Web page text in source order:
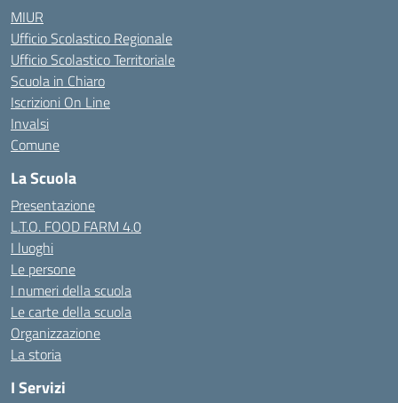
MIUR
Ufficio Scolastico Regionale
Ufficio Scolastico Territoriale
Scuola in Chiaro
Iscrizioni On Line
Invalsi
Comune
La Scuola
Presentazione
L.T.O. FOOD FARM 4.0
I luoghi
Le persone
I numeri della scuola
Le carte della scuola
Organizzazione
La storia
I Servizi